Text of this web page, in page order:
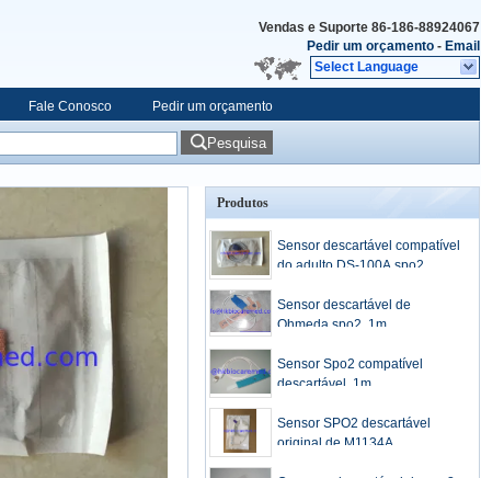
Vendas e Suporte 86-186-88924067
Pedir um orçamento - Email
Select Language
Fale Conosco Pedir um orçamento
Pesquisa
Produtos
Sensor descartável compatível
do adulto DS-100A spo2
Sensor descartável de
Ohmeda spo2, 1m
Sensor Spo2 compatível
descartável, 1m
Sensor SPO2 descartável
original de M1134A